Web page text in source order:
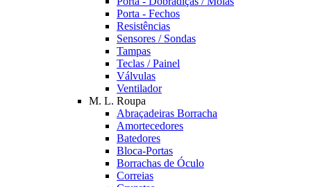
Porta - Fechos
Resistências
Sensores / Sondas
Tampas
Teclas / Painel
Válvulas
Ventilador
M. L. Roupa
Abraçadeiras Borracha
Amortecedores
Batedores
Bloca-Portas
Borrachas de Óculo
Correias